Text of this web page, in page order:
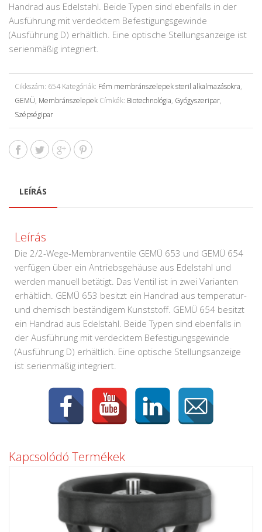
Handrad aus Edelstahl. Beide Typen sind ebenfalls in der
Ausführung mit verdecktem Befestigungsgewinde
(Ausführung D) erhältlich. Eine optische Stellungsanzeige ist
serienmäßig integriert.
Cikkszám: 654 Kategóriák: Fém membránszelepek steril alkalmazásokra,
GEMÜ, Membránszelepek Címkék: Biotechnológia, Gyógyszeripar,
Szépségipar
LEÍRÁS
Leírás
Die 2/2-Wege-Membranventile GEMÜ 653 und GEMÜ 654
verfügen über ein Antriebsgehäuse aus Edelstahl und
werden manuell betätigt. Das Ventil ist in zwei Varianten
erhältlich. GEMÜ 653 besitzt ein Handrad aus temperatur-
und chemisch beständigem Kunststoff. GEMÜ 654 besitzt
ein Handrad aus Edelstahl. Beide Typen sind ebenfalls in
der Ausführung mit verdecktem Befestigungsgewinde
(Ausführung D) erhältlich. Eine optische Stellungsanzeige
ist serienmäßig integriert.
Kapcsolódó Termékek